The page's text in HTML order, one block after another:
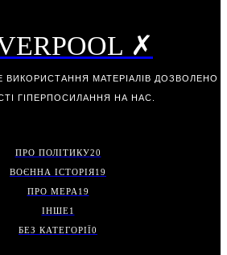
✗
ВИКОРИСТАННЯ МАТЕРІАЛІВ ДОЗВОЛЕНО
ГІПЕРПОСИЛАННЯ НА НАС.
ПРО ПОЛІТИКУ20
ВОЄННА ІСТОРІЯ19
ПРО МЕРА 19
ІНШЕ1
БЕЗ КАТЕГОРІЇ0